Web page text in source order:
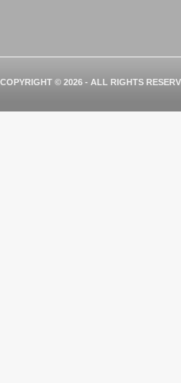
COPYRIGHT © 2026 - ALL RIGHTS